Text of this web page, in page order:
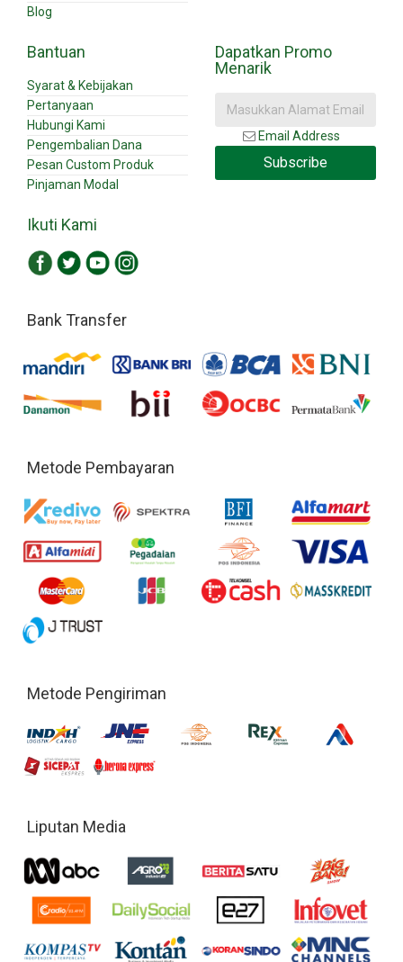
Blog
Bantuan
Syarat & Kebijakan
Pertanyaan
Hubungi Kami
Pengembalian Dana
Pesan Custom Produk
Pinjaman Modal
Dapatkan Promo
Menarik
Email Address
Subscribe
Ikuti Kami
Bank Transfer
Metode Pembayaran
Metode Pengiriman
Liputan Media